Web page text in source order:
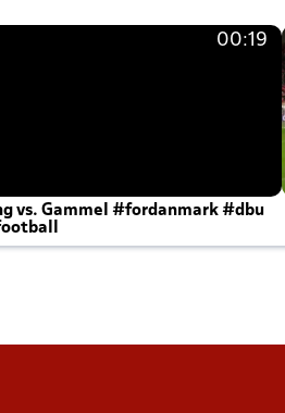
00:19
vs. Gammel #fordanmark #dbu